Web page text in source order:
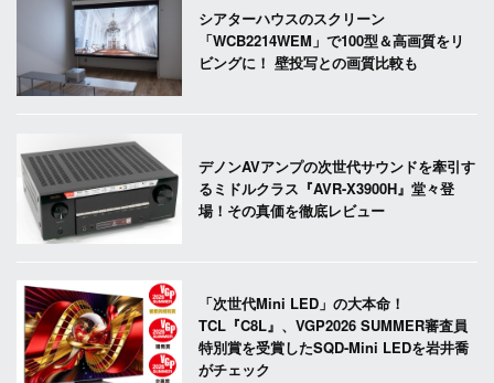
シアターハウスのスクリーン
「WCB2214WEM」で100型＆高画質をリ
ビングに！ 壁投写との画質比較も
デノンAVアンプの次世代サウンドを牽引す
るミドルクラス『AVR-X3900H』堂々登
場！その真価を徹底レビュー
「次世代Mini LED」の大本命！
TCL『C8L』、VGP2026 SUMMER審査員
特別賞を受賞したSQD-Mini LEDを岩井喬
がチェック